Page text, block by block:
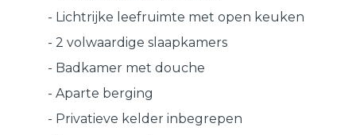
- Lichtrijke leefruimte met open keuken
- 2 volwaardige slaapkamers
- Badkamer met douche
- Aparte berging
- Privatieve kelder inbegrepen